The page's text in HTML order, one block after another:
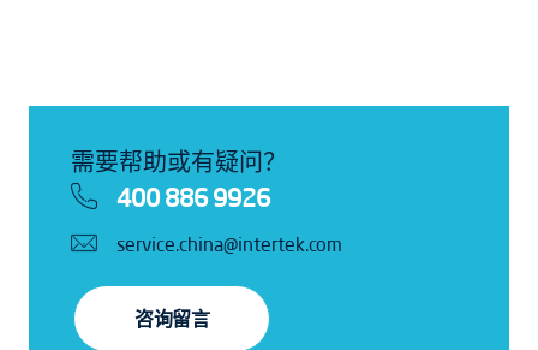
需要帮助或有疑问？
400 886 9926
service.china@intertek.com
咨询留言